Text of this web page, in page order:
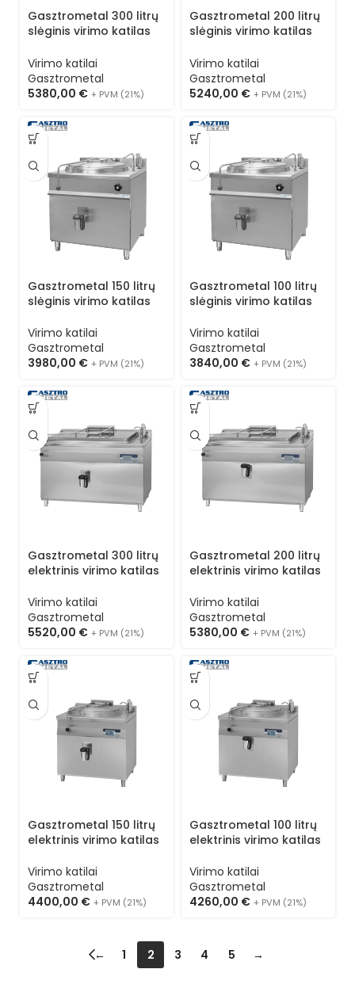
Gasztrometal 300 litrų
slėginis virimo katilas
Virimo katilai
Gasztrometal
5380,00 € + PVM (21%)
Gasztrometal 200 litrų
slėginis virimo katilas
Virimo katilai
Gasztrometal
5240,00 € + PVM (21%)
Gasztrometal 150 litrų
slėginis virimo katilas
Virimo katilai
Gasztrometal
3980,00 € + PVM (21%)
Gasztrometal 100 litrų
slėginis virimo katilas
Virimo katilai
Gasztrometal
3840,00 € + PVM (21%)
Gasztrometal 300 litrų
elektrinis virimo katilas
Virimo katilai
Gasztrometal
5520,00 € + PVM (21%)
Gasztrometal 200 litrų
elektrinis virimo katilas
Virimo katilai
Gasztrometal
5380,00 € + PVM (21%)
Gasztrometal 150 litrų
elektrinis virimo katilas
Virimo katilai
Gasztrometal
4400,00 € + PVM (21%)
Gasztrometal 100 litrų
elektrinis virimo katilas
Virimo katilai
Gasztrometal
4260,00 € + PVM (21%)
← 1 2 3 4 5 →